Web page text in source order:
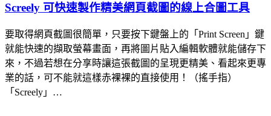
Screely 可快速製作精美網頁截圖的線上合圖工具
要取得網頁截圖很簡單，只要按下鍵盤上的「Print Screen」鍵
就能快速的擷取螢幕畫面，再將圖片貼入編輯軟體就能儲存下
來，不過若想在分享時讓這張截圖的呈現更精美、看起來更專
業的話，可不能就這樣赤裸裸的直接使用！（搖手指）
「Screely」…